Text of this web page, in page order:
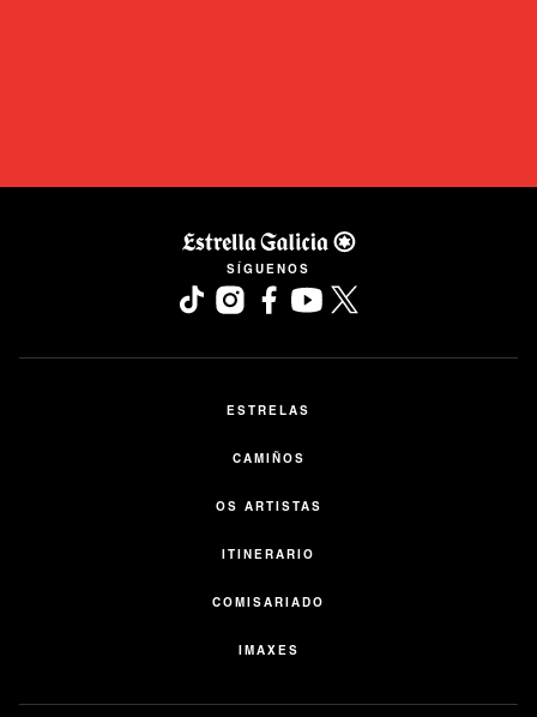
opens in a new tab
SÍGUENOS
ESTRELAS
CAMIÑOS
OS ARTISTAS
ITINERARIO
COMISARIADO
IMAXES